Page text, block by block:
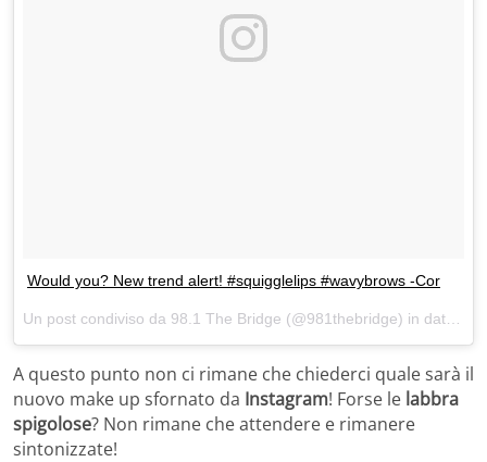
Would you? New trend alert! #squigglelips #wavybrows -Cor
A questo punto non ci rimane che chiederci quale sarà il
nuovo make up sfornato da Instagram! Forse le labbra
spigolose? Non rimane che attendere e rimanere
sintonizzate!